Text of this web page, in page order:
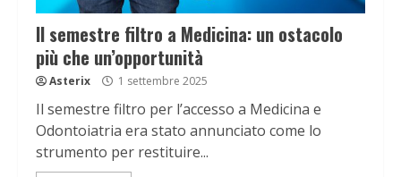
Il semestre filtro a Medicina: un ostacolo
più che un’opportunità
Asterix 1 settembre 2025
Il semestre filtro per l’accesso a Medicina e
Odontoiatria era stato annunciato come lo
strumento per restituire...